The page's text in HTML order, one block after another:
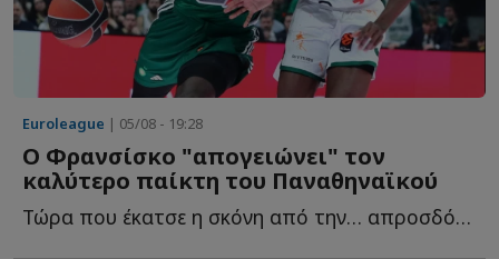
Euroleague | 05/08 - 19:28
Ο Φρανσίσκο "απογειώνει" τον
καλύτερο παίκτη του Παναθηναϊκού
Τώρα που έκατσε η σκόνη από την… απροσδόκητη προσθήκη τ...